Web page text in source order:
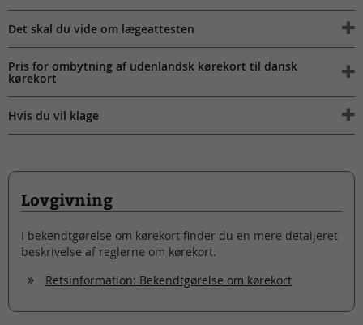
Det skal du vide om lægeattesten
Pris for ombytning af udenlandsk kørekort til dansk
kørekort
Hvis du vil klage
Lovgivning
I bekendtgørelse om kørekort finder du en mere detaljeret
beskrivelse af reglerne om kørekort.
Retsinformation: Bekendtgørelse om kørekort